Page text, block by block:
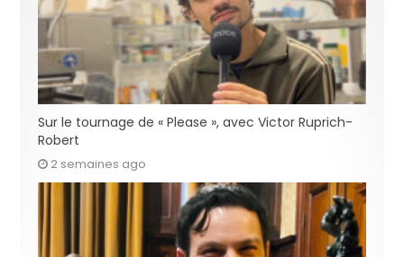
Sur le tournage de « Please », avec Victor Ruprich-
Robert
2 semaines ago